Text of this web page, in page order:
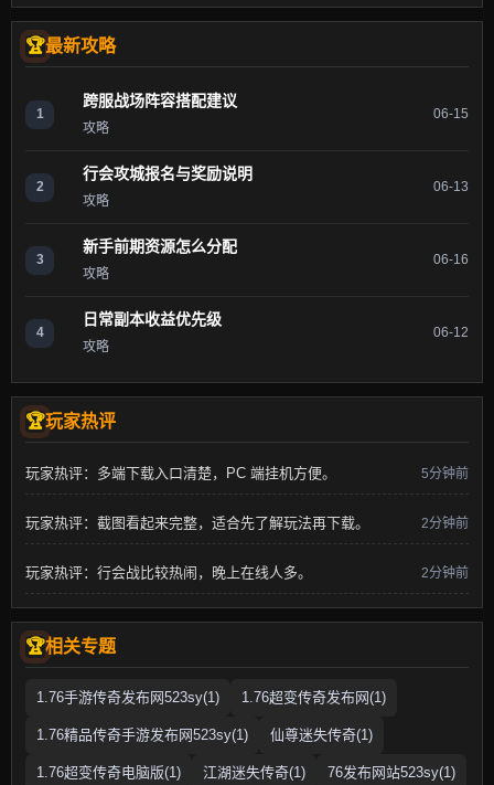
最新攻略
1
跨服战场阵容搭配建议
攻略
06-15
2
行会攻城报名与奖励说明
攻略
06-13
3
新手前期资源怎么分配
攻略
06-16
4
日常副本收益优先级
攻略
06-12
玩家热评
玩家热评：多端下载入口清楚，PC 端挂机方便。 5分钟前
玩家热评：截图看起来完整，适合先了解玩法再下载。 2分钟前
玩家热评：行会战比较热闹，晚上在线人多。 2分钟前
相关专题
1.76手游传奇发布网523sy(1) 1.76超变传奇发布网(1)
1.76精品传奇手游发布网523sy(1) 仙尊迷失传奇(1)
1.76超变传奇电脑版(1) 江湖迷失传奇(1) 76发布网站523sy(1)